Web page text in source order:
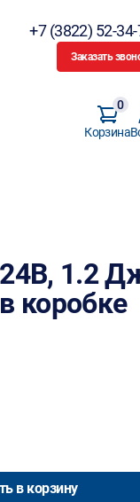
+7 (3822) 52-
Заказать
Корзина
0
24В, 1.2
коробке
в корзину